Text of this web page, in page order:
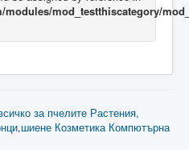
mod_testthiscategory/
за пчелите Растения,
Козметика Компютърна